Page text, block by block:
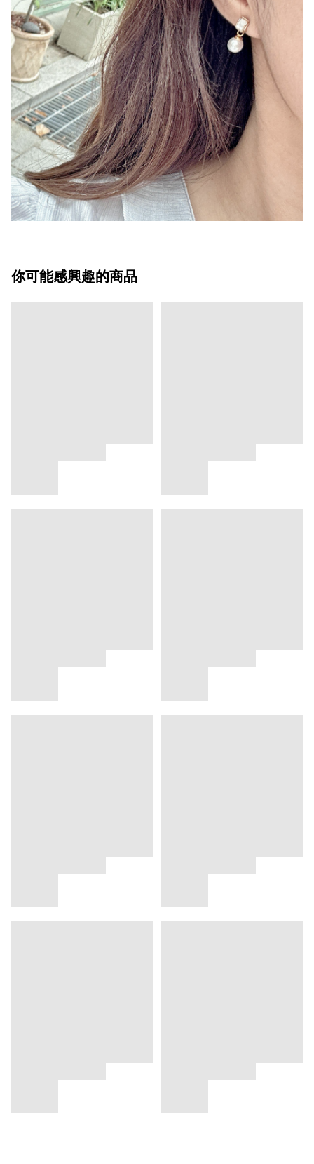
你可能感興趣的商品